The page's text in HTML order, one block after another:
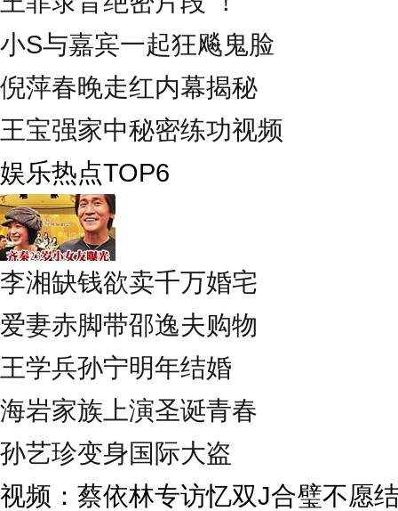
小S与嘉宾一起狂飚鬼脸
倪萍春晚走红内幕揭秘
王宝强家中秘密练功视频
娱乐热点TOP6
李湘缺钱欲卖千万婚宅
爱妻赤脚带邵逸夫购物
王学兵孙宁明年结婚
海岩家族上演圣诞青春
孙艺珍变身国际大盗
视频：蔡依林专访忆双J合璧不愿